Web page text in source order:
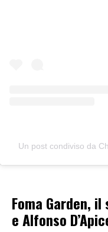
Un post condiviso da
Foma Garden,
e Alfonso